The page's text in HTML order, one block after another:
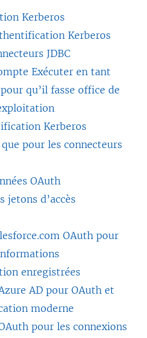
Kerberos
Kerberos
JDBC
Exécuter en tant
qu’il fasse office de
Kerberos
pour les connecteurs
OAuth
jetons d’accès
OAuth pour
enregistrées
AD pour OAuth et
moderne
pour les connexions